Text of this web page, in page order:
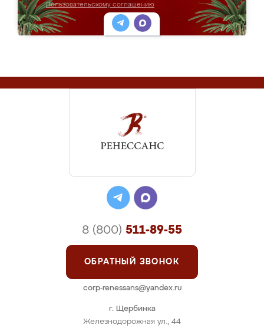
Пользовательскому соглашению
г. Щербинка
Железнодорожная ул., 44
8 (800) 511-89-55
ОБРАТНЫЙ ЗВОНОК
corp-renessans@yandex.ru